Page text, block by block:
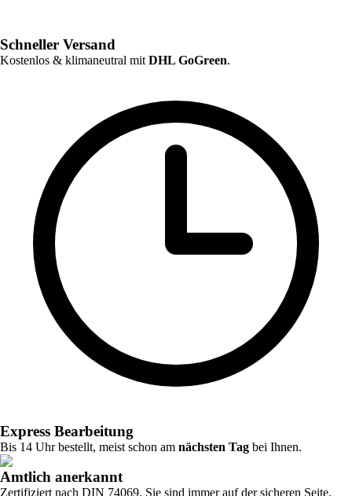
Schneller Versand
Kostenlos & klimaneutral mit DHL GoGreen.
Express Bearbeitung
Bis 14 Uhr bestellt, meist schon am nächsten Tag bei Ihnen.
Amtlich anerkannt
Zertifiziert nach DIN 74069. Sie sind immer auf der sicheren Seite.